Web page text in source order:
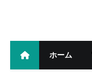
ホーム